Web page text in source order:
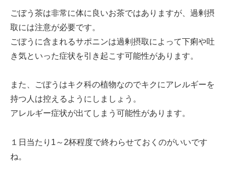
ごぼう茶は非常に体に良いお茶ではありますが、過剰摂
取には注意が必要です。
ごぼうに含まれるサポニンは過剰摂取によって下痢や吐
き気といった症状を引き起こす可能性があります。
また、ごぼうはキク科の植物なのでキクにアレルギーを
持つ人は控えるようにしましょう。
アレルギー症状が出てしまう可能性があります。
１日当たり1～2杯程度で終わらせておくのがいいです
ね。